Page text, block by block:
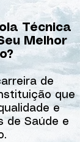
Técnica
Melhor
de
que
e
de Saúde e